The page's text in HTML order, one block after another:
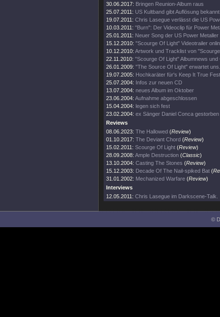
30.06.2017: Bringen Reunion-Album raus
25.07.2011: US Kultband gibt Auflösung
19.07.2011: Chris Lasegue verlässt die US
10.03.2011: "Burn": Der Videoclip für Power
25.01.2011: Neuer Song der US Power Metaller
15.12.2010: "Scourge Of Light" Videotrailer
10.12.2010: Artwork und Tracklist von
22.11.2010: "Scourge Of Light" Albumnews und
26.01.2009: "The Source Of Light" erwartet uns.
19.07.2005: Hochkaräter für's Keep It True
25.07.2004: Infos zur neuen CD
13.07.2004: neues Album im Oktober
23.06.2004: Aufnahme abgeschlossen
15.04.2004: legen sich fest
23.02.2004: ex Sänger Daniel Conca gestorben
Reviews
08.06.2023: The Hallowed (Review)
01.10.2017: The Deviant Chord (Review)
15.02.2011: Scourge Of Light (Review)
28.09.2008: Ample Destruction (Classic)
13.10.2004: Casting The Stones (Review)
15.12.2003: Decade Of The Nail-spiked Bat (
31.01.2002: Mechanized Warfare (Review)
Interviews
12.05.2011: Chris Lasegue im Darkscene-Talk.
©